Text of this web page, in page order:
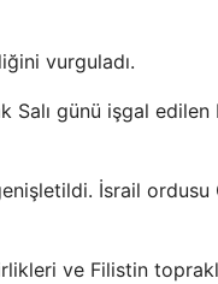
vurguladı.
Salı günü işgal edilen
İsrail ordusu
ve Filistin